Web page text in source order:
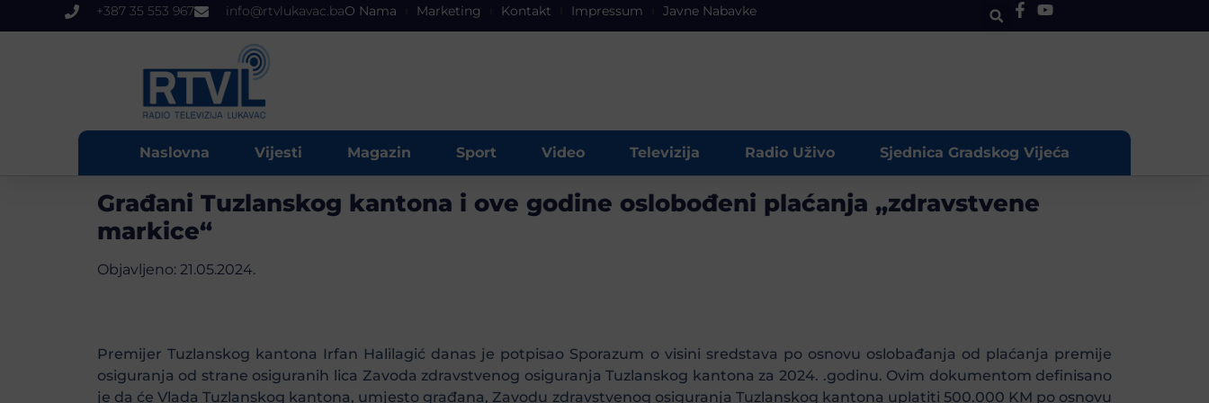
+387 35 553 967 info@rtvlukavac.baO Nama Marketing Kontakt Impressum Javne Nabavke
Naslovna Vijesti Magazin Sport Video Televizija Radio Uživo Sjednica Gradskog Vijeća
Građani Tuzlanskog kantona i ove godine oslobođeni plaćanja „zdravstvene
markice“
Objavljeno: 21.05.2024.
Premijer Tuzlanskog kantona Irfan Halilagić danas je potpisao Sporazum o visini sredstava po osnovu oslobađanja od plaćanja premije
osiguranja od strane osiguranih lica Zavoda zdravstvenog osiguranja Tuzlanskog kantona za 2024. .godinu. Ovim dokumentom definisano
je da će Vlada Tuzlanskog kantona, umjesto građana, Zavodu zdravstvenog osiguranja Tuzlanskog kantona uplatiti 500.000 KM po osnovu